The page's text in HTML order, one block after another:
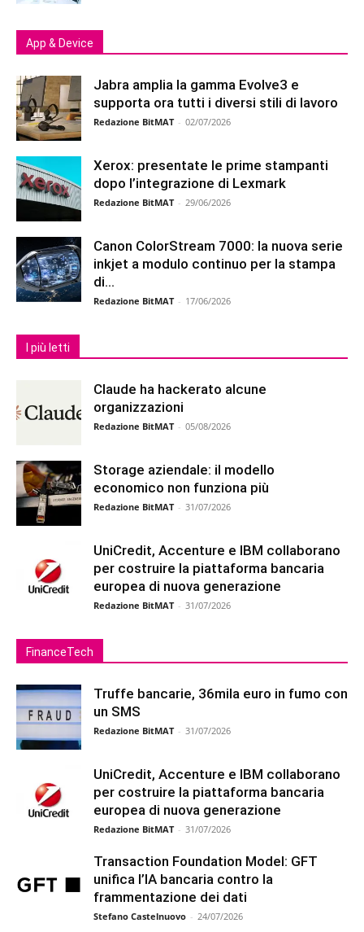
App & Device
Jabra amplia la gamma Evolve3 e
supporta ora tutti i diversi stili di lavoro
Redazione BitMAT - 02/07/2026
Xerox: presentate le prime stampanti
dopo l’integrazione di Lexmark
Redazione BitMAT - 29/06/2026
Canon ColorStream 7000: la nuova serie
inkjet a modulo continuo per la stampa
di...
Redazione BitMAT - 17/06/2026
I più letti
Claude ha hackerato alcune
organizzazioni
Redazione BitMAT - 05/08/2026
Storage aziendale: il modello
economico non funziona più
Redazione BitMAT - 31/07/2026
UniCredit, Accenture e IBM collaborano
per costruire la piattaforma bancaria
europea di nuova generazione
Redazione BitMAT - 31/07/2026
FinanceTech
Truffe bancarie, 36mila euro in fumo con
un SMS
Redazione BitMAT - 31/07/2026
UniCredit, Accenture e IBM collaborano
per costruire la piattaforma bancaria
europea di nuova generazione
Redazione BitMAT - 31/07/2026
Transaction Foundation Model: GFT
unifica l’IA bancaria contro la
frammentazione dei dati
Stefano Castelnuovo - 24/07/2026